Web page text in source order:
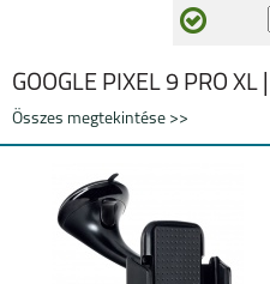
GOOGLE PIXEL 9 PRO XL
Összes megtekintése >>